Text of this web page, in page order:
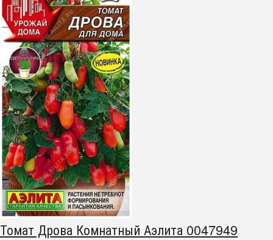
Томат Дрова Комнатный Аэлита 0047949